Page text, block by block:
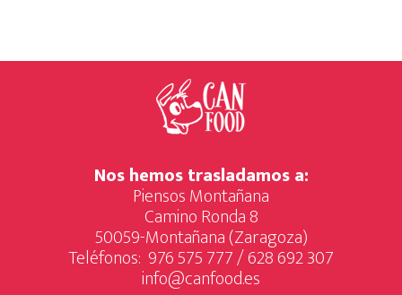
Nos hemos trasladamos a:
Piensos Montañana
Camino Ronda 8
50059-Montañana (Zaragoza)
Teléfonos: 976 575 777/628 692 307
info@canfood.es